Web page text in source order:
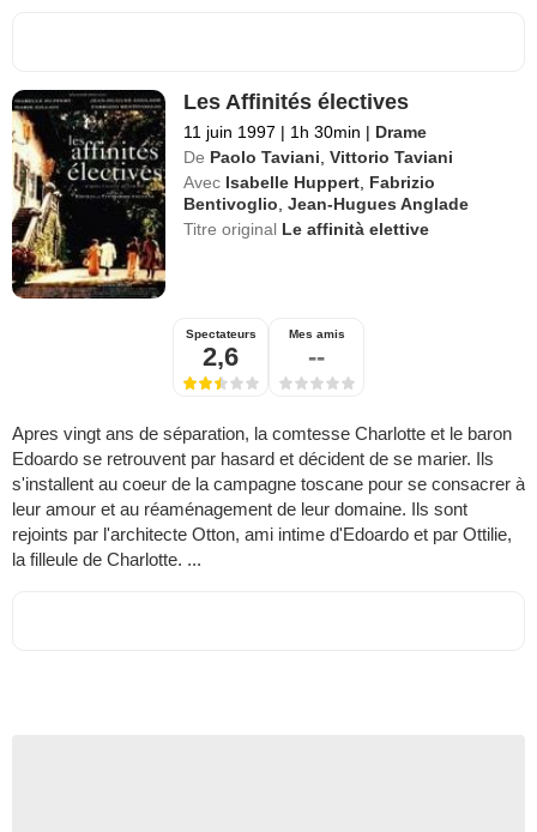
Les Affinités électives
11 juin 1997 | 1h 30min | Drame
De Paolo Taviani ,Vittorio Taviani
Avec Isabelle Huppert Fabrizio
Bentivoglio ,Jean-Hugues Anglade
Titre original Le affinità elettive
Spectateurs
2,6
Mes amis
--
Apres vingt ans de séparation, la comtesse Charlotte et le baron
Edoardo se retrouvent par hasard et décident de se marier. Ils
s'installent au coeur de la campagne toscane pour se consacrer à
leur amour et au réaménagement de leur domaine. Ils sont
rejoints par l'architecte Otton, ami intime d'Edoardo et par Ottilie,
la filleule de Charlotte. ...